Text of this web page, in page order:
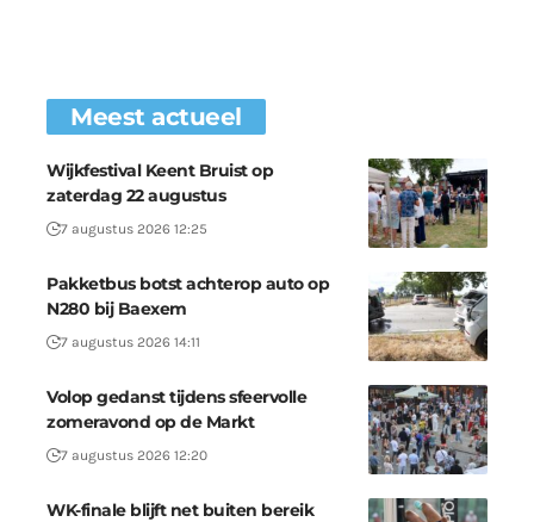
Meest actueel
Wijkfestival Keent Bruist op
zaterdag 22 augustus
7 augustus 2026 12:25
Pakketbus botst achterop auto op
N280 bij Baexem
7 augustus 2026 14:11
Volop gedanst tijdens sfeervolle
zomeravond op de Markt
7 augustus 2026 12:20
WK-finale blijft net buiten bereik